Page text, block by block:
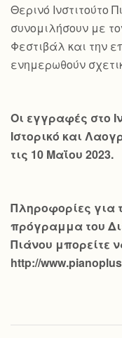
Θερινό Ινστιτούτο
συνομιλήσουν με
Φεστιβάλ και την
ενημερωθούν
Οι εγγραφές στο
Ιστορικό και
τις 10 Μαΐου 2023.
Πληροφορίες για
πρόγραμμα του
Πιάνου μπορείτε
http://